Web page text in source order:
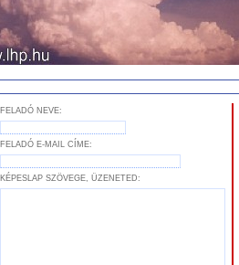
FELADÓ NEVE:
FELADÓ E-MAIL CÍME:
KÉPESLAP SZÖVEGE, ÜZENETED: